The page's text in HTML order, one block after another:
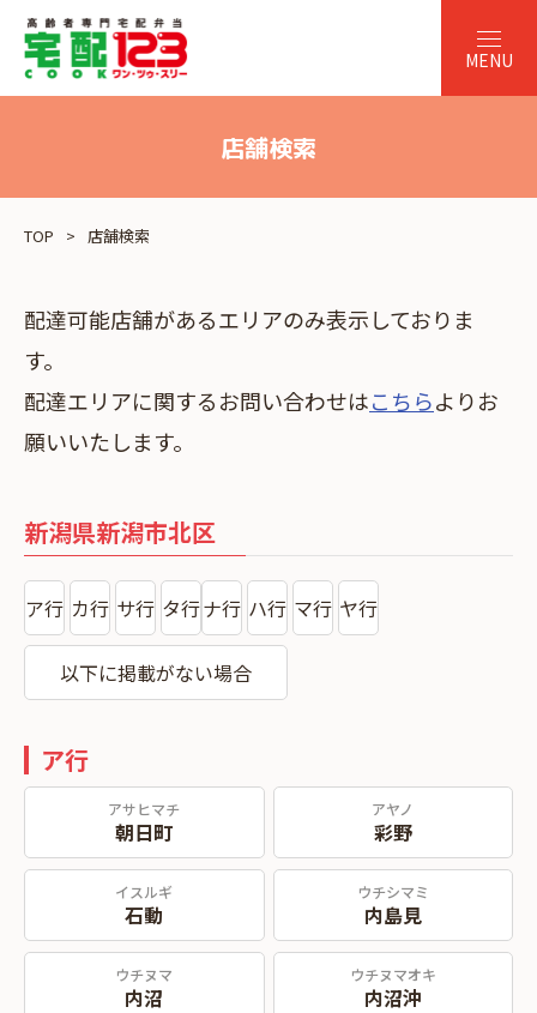
店舗検索
TOP 店舗検索
配達可能店舗があるエリアのみ表示しておりま
す。
配達エリアに関するお問い合わせはこちらよりお
願いいたします。
新潟県新潟市北区
ア行 カ行 サ行 タ行ナ行 ハ行 マ行 ヤ行
以下に掲載がない場合
ア行
アサヒマチ
朝日町
アヤノ
彩野
イスルギ
石動
ウチシマミ
内島見
ウチヌマ
内沼
ウチヌマオキ
内沼沖